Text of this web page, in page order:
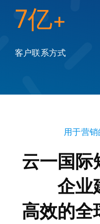
7亿+
客户联系方式
用于营
云一国际
企业
高效的全